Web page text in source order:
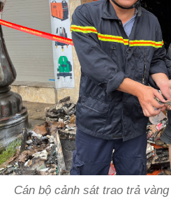
Cán bộ cảnh sát trao trả